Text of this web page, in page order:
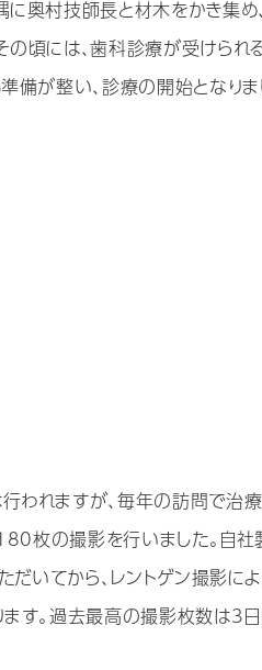
奥村技師長と材木をかき集め
頃には、歯科診療が受けら
備が整い、診療の開始となりま
われますが、毎年の訪問で治
枚の撮影を行いました。自
てから、レントゲン撮影に
ます。過去最高の撮影枚数は